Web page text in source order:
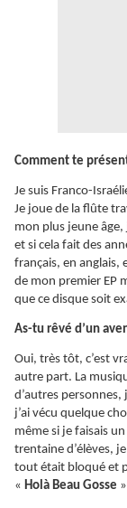
Comment te
Je suis Franco-
Je joue de la flûte
mon plus jeune âge,
et si cela fait des
français, en anglais,
de mon premier EP
que ce disque soit
As-tu rêvé d’un
Oui, très tôt, c’est
autre part. La
d’autres
j’ai vécu quelque
même si je faisais
trentaine d’élèves,
tout était bloqué et
« Holà Beau Gosse